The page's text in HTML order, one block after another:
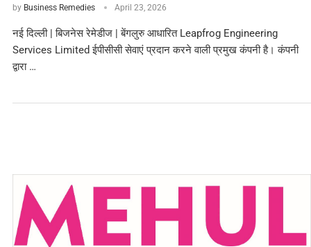
by Business Remedies April 23, 2026
नई दिल्ली | बिजनेस रेमेडीज | बेंगलुरु आधारित Leapfrog Engineering
Services Limited ईपीसीसी सेवाएं प्रदान करने वाली प्रमुख कंपनी है। कंपनी
द्वारा …